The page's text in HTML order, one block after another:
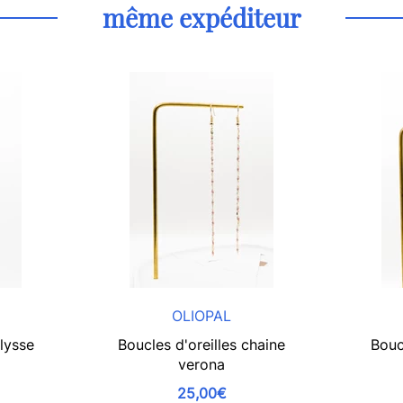
même expéditeur
OLIOPAL
Boucles d'oreilles chaine
verona
25,00€